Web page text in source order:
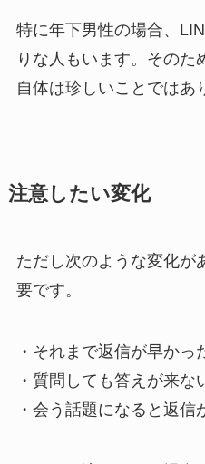
特に年下男性の場合、
りな人もいます。そのた
自体は珍しいことではあ
注意したい変化
ただし次のような変化が
要です。
・それまで返信が早かっ
・質問しても答えが来な
・会う話題になると返信